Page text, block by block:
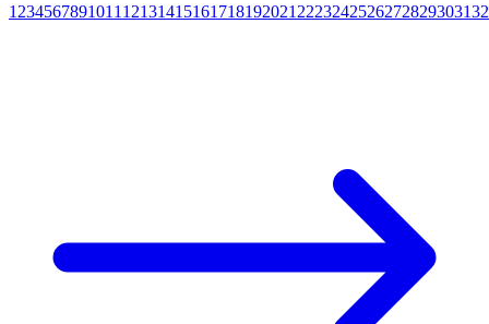
1 234567891011 12131415161718192021 2223242526272829303132